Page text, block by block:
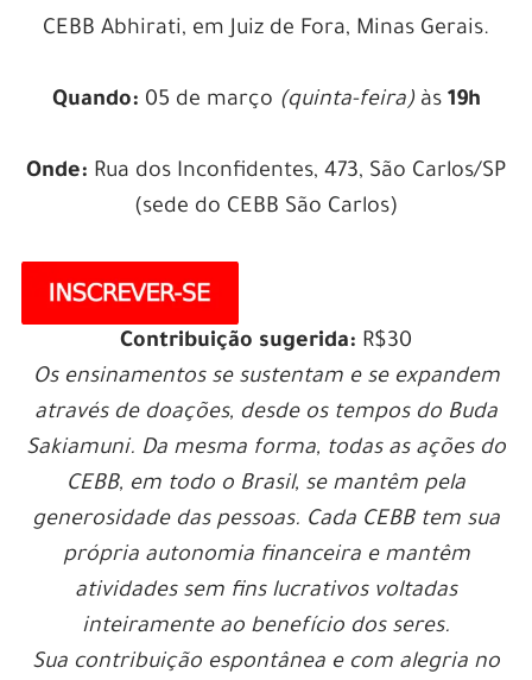
CEBB Abhirati, em Juiz de Fora, Minas Gerais.
Quando: 05 de março (quinta-feira)às 19h
Onde: Rua dos Inconfidentes, 473, São Carlos/SP
(sede do CEBB São Carlos)
Contribuição sugerida: R$30
Os ensinamentos se sustentam e se expandem
através de doações, desde os tempos do Buda
Sakiamuni. Da mesma forma, todas as ações do
CEBB, em todo o Brasil, se mantêm pela
generosidade das pessoas. Cada CEBB tem sua
própria autonomia financeira e mantêm
atividades sem fins lucrativos voltadas
inteiramente ao benefício dos seres.
Sua contribuição espontânea e com alegria no